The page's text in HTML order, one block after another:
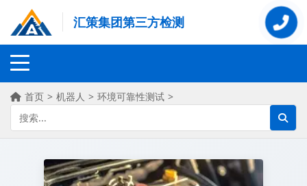
汇策集团第三方检测
首页 > 机器人 > 环境可靠性测试 >